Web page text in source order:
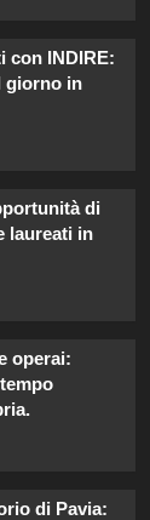
con INDIRE:
giorno in
di
laureati in
operai:
di Pavia: